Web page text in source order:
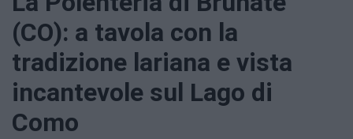
(CO): a tavola con la
tradizione lariana e vista
incantevole sul Lago di
Como